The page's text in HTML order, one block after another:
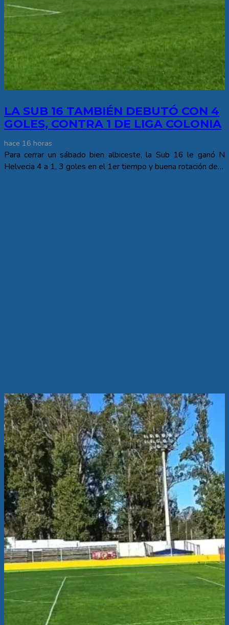
LA SUB 16 TAMBIÉN DEBUTÓ CON 4
GOLES, CONTRA 1 DE LIGA COLONIA
hace 16 horas
Para cerrar un sábado bien albiceste, la Sub 16 le ganó N
Helvecia 4 a 1, 3 goles en el 1er tiempo y buena rotación de…